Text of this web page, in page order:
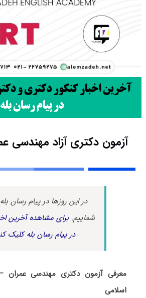
آزمون دکتری آزاد مهندسی
در این روزها در پیام رسان
شماییم.برای مشاهده آخرین
در پیام رسان بله کلیک
معرفی آزمون دکتری مهندسی عمران
اسلامی